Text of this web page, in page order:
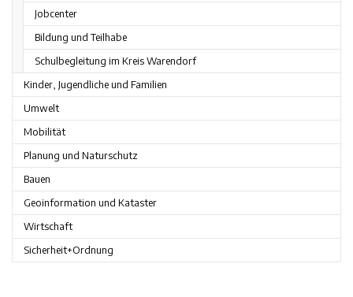
Jobcenter
Bildung und Teilhabe
Schulbegleitung im Kreis Warendorf
Kinder, Jugendliche und Familien
Umwelt
Mobilität
Planung und Naturschutz
Bauen
Geoinformation und Kataster
Wirtschaft
Sicherheit+Ordnung